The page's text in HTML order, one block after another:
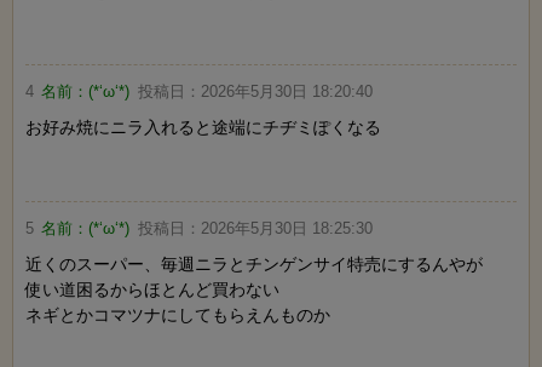
4 名前： (*‘ω‘*) 投稿日： 2026年5月30日 18:20:40
お好み焼にニラ入れると途端にチヂミぽくなる
5 名前： (*‘ω‘*) 投稿日： 2026年5月30日 18:25:30
近くのスーパー、毎週ニラとチンゲンサイ特売にするんやが
使い道困るからほとんど買わない
ネギとかコマツナにしてもらえんものか